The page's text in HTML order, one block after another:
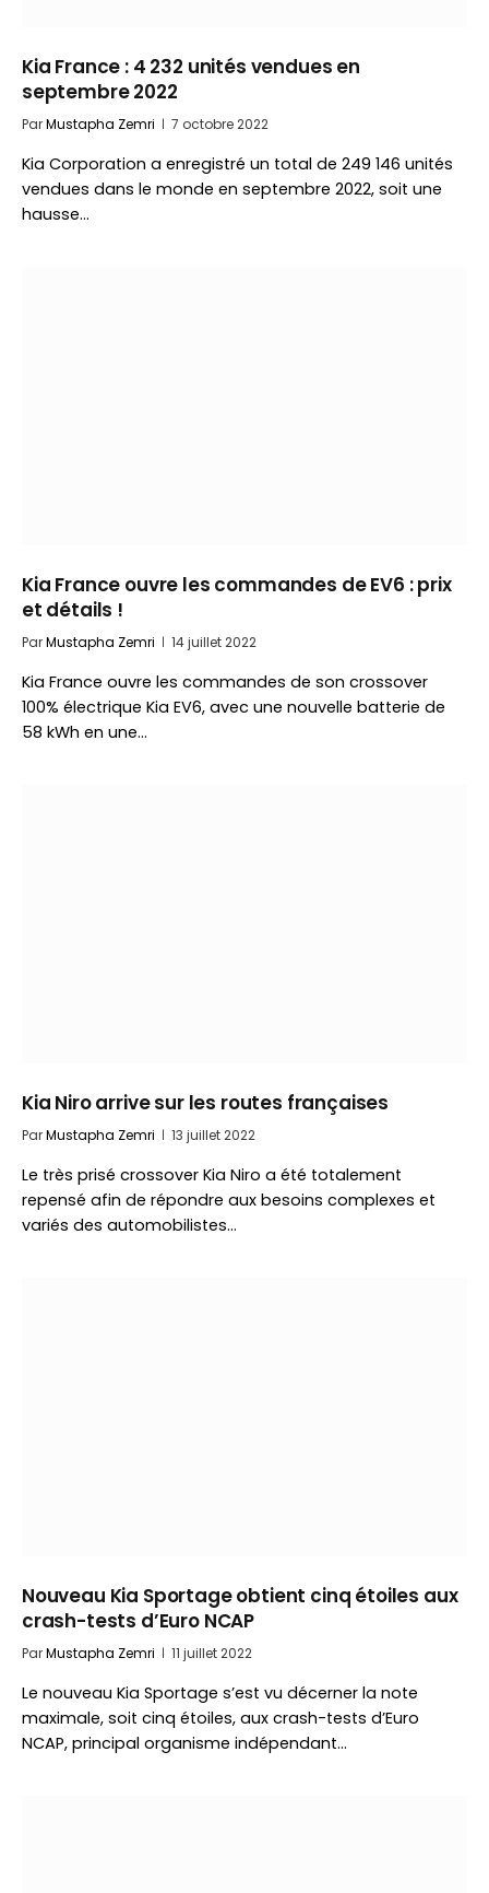
Kia France : 4 232 unités vendues en
septembre 2022
ParMustapha Zemri 7 octobre 2022
Kia Corporation a enregistré un total de 249 146 unités
vendues dans le monde en septembre 2022, soit une
hausse…
Kia France ouvre les commandes de EV6 : prix
et détails !
ParMustapha Zemri 14 juillet 2022
Kia France ouvre les commandes de son crossover
100% électrique Kia EV6, avec une nouvelle batterie de
58 kWh en une…
Kia Niro arrive sur les routes françaises
ParMustapha Zemri 13 juillet 2022
Le très prisé crossover Kia Niro a été totalement
repensé afin de répondre aux besoins complexes et
variés des automobilistes…
Nouveau Kia Sportage obtient cinq étoiles aux
crash-tests d’Euro NCAP
ParMustapha Zemri 11 juillet 2022
Le nouveau Kia Sportage s’est vu décerner la note
maximale, soit cinq étoiles, aux crash-tests d’Euro
NCAP, principal organisme indépendant…